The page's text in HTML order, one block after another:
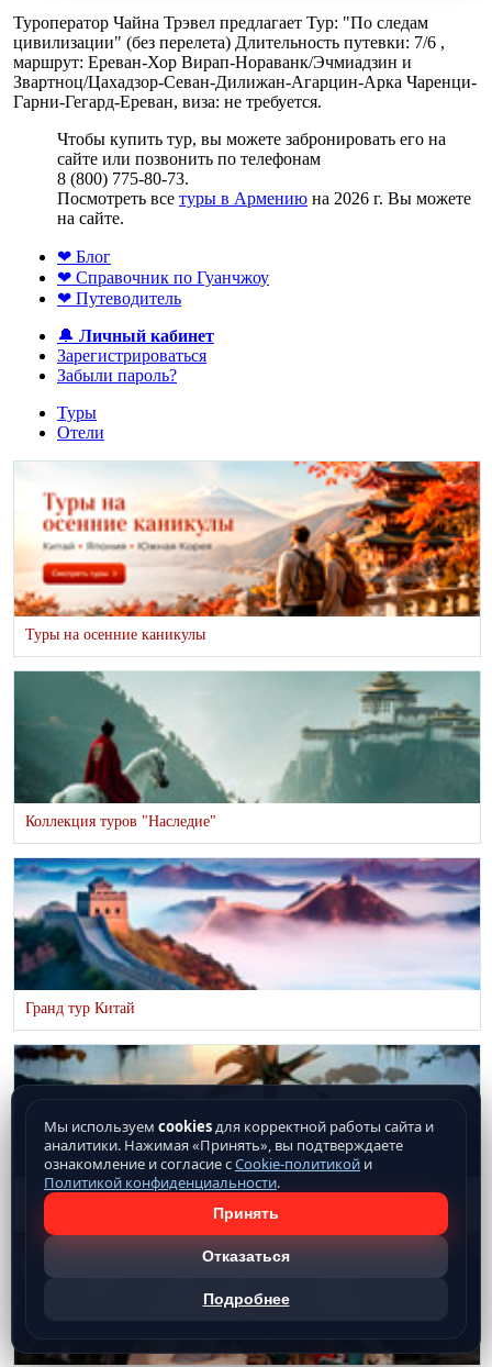
Туроператор Чайна Трэвел предлагает Тур: "По следам
цивилизации" (без перелета) Длительность путевки: 7/6 ,
маршрут: Ереван-Хор Вирап-Нораванк/Эчмиадзин и
Звартноц/Цахадзор-Севан-Дилижан-Агарцин-Арка Чаренци-
Гарни-Гегард-Ереван, виза: не требуется.
Чтобы купить тур, вы можете забронировать его на
сайте или позвонить по телефонам
8 (800) 775-80-73.
Посмотреть все туры в Армению на 2026 г. Вы можете
на сайте.
❤ Блог
❤ Справочник по Гуанчжоу
❤ Путеводитель
🔔 Личный кабинет
Зарегистрироваться
Забыли пароль?
Туры
Отели
Туры на осенние каникулы
Коллекция туров "Наследие"
Гранд тур Китай
Аватар тур
Мы используем cookiesдля корректной работы сайта и
аналитики. Нажимая «Принять», вы подтверждаете
ознакомление и согласие сCookie-политикой и
Политикой конфиденциальности.
Принять
Отказаться
Подробнее